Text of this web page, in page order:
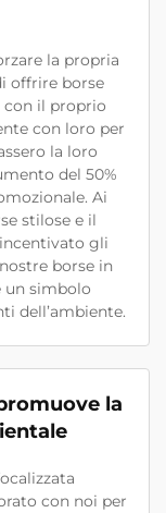
la propria
offrire borse
con il proprio
con loro per
la loro
del 50%
Ai
stilose e il
gli
borse in
un simbolo
dell’ambiente.
la
con noi per